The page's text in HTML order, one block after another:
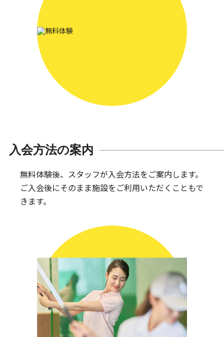
入会方法の案内
無料体験後、スタッフが入会方法をご案内します。
ご入会後にそのまま施設をご利用いただくこともで
きます。